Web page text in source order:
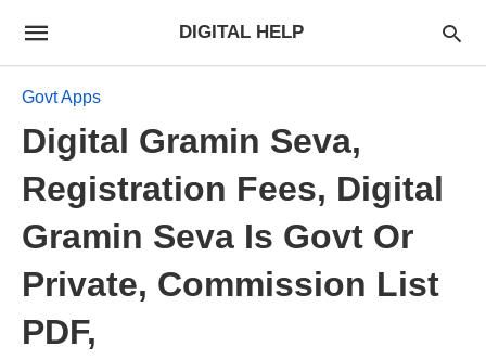
DIGITAL HELP
Govt Apps
Digital Gramin Seva,
Registration Fees, Digital
Gramin Seva Is Govt Or
Private, Commission List
PDF,